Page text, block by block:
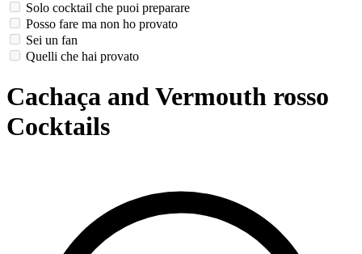
Solo cocktail che puoi preparare
Posso fare ma non ho provato
Sei un fan
Quelli che hai provato
Cachaça and Vermouth rosso
Cocktails